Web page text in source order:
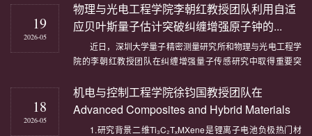
oxides: Al2O3:Cr”的研究论文。论文第一作者为深圳大学23级
硕士生方子奕和张祺安,东南大学潘孝凤博士。论文通讯作者为
19
2026-05
物理与光电工程学院李朝红教授团队利用自适
应贝叶斯量子估计突破纠缠增强原子钟的...
近日，深圳大学量子精密测量研究所和物理与光电工程学
院的李朝红教授团队在纠缠增强量子传感研究中取得重要突
信区间（Credible-interval）的自适应贝叶斯量子频率估计方
案，有效解决了纠缠增强量子传感器在高精度与高动态范围之
间难以兼顾的难题。相关研究成果发...
18
2026-05
机电与控制工程学院徐钧国教授团队在
Advanced Composites and Hybrid Materials
发...1.研究背景二维Ti₃C₂TₓMXene是锂离子电池负极热门材